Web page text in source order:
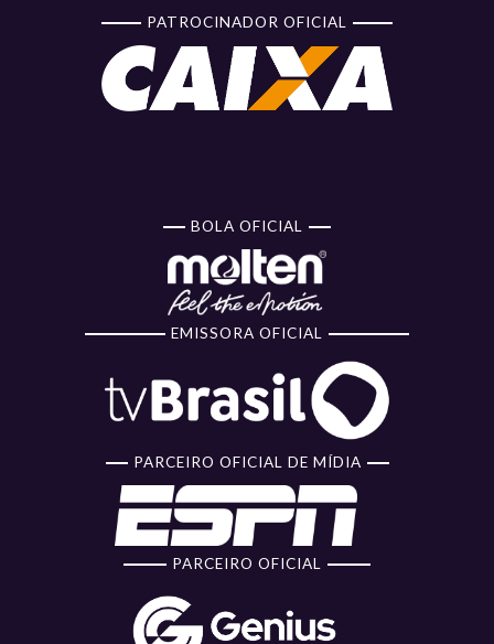
PATROCINADOR OFICIAL
BOLA OFICIAL
EMISSORA OFICIAL
PARCEIRO OFICIAL DE MÍDIA
PARCEIRO OFICIAL